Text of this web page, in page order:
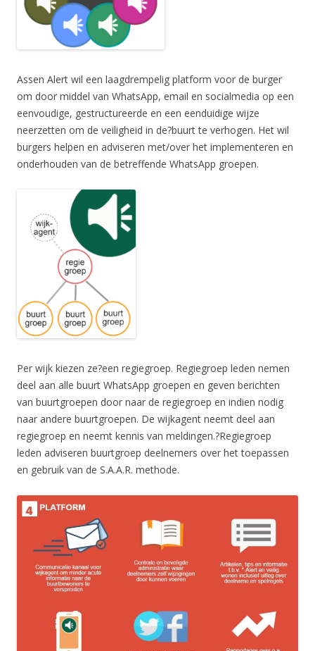
Assen Alert wil een laagdrempelig platform voor de burger
om door middel van WhatsApp, email en socialmedia op een
eenvoudige, gestructureerde en een eenduidige wijze
neerzetten om de veiligheid in de?buurt te verhogen. Het wil
burgers helpen en adviseren met/over het implementeren en
onderhouden van de betreffende WhatsApp groepen.
Per wijk kiezen ze?een regiegroep. Regiegroep leden nemen
deel aan alle buurt WhatsApp groepen en geven berichten
van buurtgroepen door naar de regiegroep en indien nodig
naar andere buurtgroepen. De wijkagent neemt deel aan
regiegroep en neemt kennis van meldingen.?Regiegroep
leden adviseren buurtgroep deelnemers over het toepassen
en gebruik van de S.A.A.R. methode.